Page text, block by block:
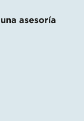
asesoría